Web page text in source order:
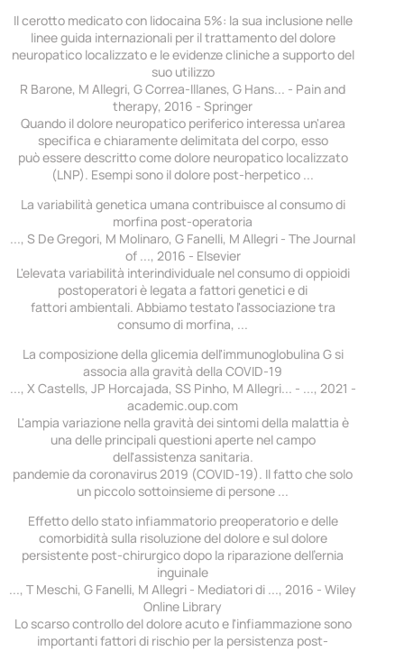
Il cerotto medicato con lidocaina 5%: la sua inclusione nelle
linee guida internazionali per il trattamento del dolore
neuropatico localizzato e le evidenze cliniche a supporto del
suo utilizzo
R Barone, M Allegri, G Correa-Illanes, G Hans... - Pain and
therapy, 2016 - Springer
Quando il dolore neuropatico periferico interessa un'area
specifica e chiaramente delimitata del corpo, esso
può essere descritto come dolore neuropatico localizzato
(LNP). Esempi sono il dolore post-herpetico ...
La variabilità genetica umana contribuisce al consumo di
morfina post-operatoria
..., S De Gregori, M Molinaro, G Fanelli, M Allegri - The Journal
of ..., 2016 - Elsevier
L'elevata variabilità interindividuale nel consumo di oppioidi
postoperatori è legata a fattori genetici e di
fattori ambientali. Abbiamo testato l'associazione tra
consumo di morfina, ...
La composizione della glicemia dell'immunoglobulina G si
associa alla gravità della COVID-19
..., X Castells, JP Horcajada, SS Pinho, M Allegri... - ..., 2021 -
academic.oup.com
L'ampia variazione nella gravità dei sintomi della malattia è
una delle principali questioni aperte nel campo
dell'assistenza sanitaria.
pandemie da coronavirus 2019 (COVID-19). Il fatto che solo
un piccolo sottoinsieme di persone ...
Effetto dello stato infiammatorio preoperatorio e delle
comorbidità sulla risoluzione del dolore e sul dolore
persistente post-chirurgico dopo la riparazione dell'ernia
inguinale
..., T Meschi, G Fanelli, M Allegri - Mediatori di ..., 2016 - Wiley
Online Library
Lo scarso controllo del dolore acuto e l'infiammazione sono
importanti fattori di rischio per la persistenza post-